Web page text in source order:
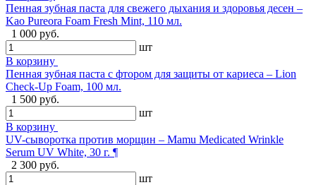
Пенная зубная паста для свежего дыхания и здоровья десен –
Kao Pureora Foam Fresh Mint, 110 мл.
1 000 руб.
шт
В корзину
Пенная зубная паста с фтором для защиты от кариеса – Lion
Check-Up Foam, 100 мл.
1 500 руб.
шт
В корзину
UV-сыворотка против морщин – Mamu Medicated Wrinkle
Serum UV White, 30 г. ¶
2 300 руб.
шт